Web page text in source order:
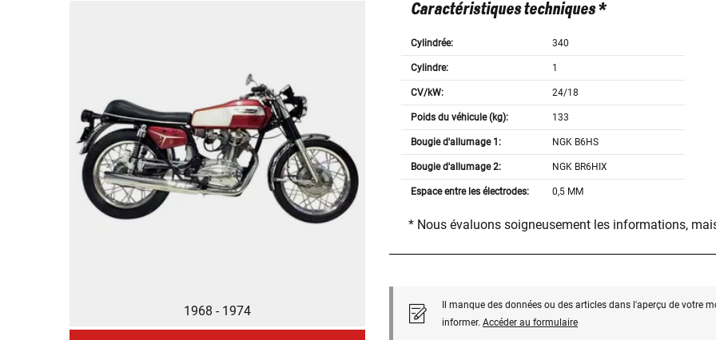
1968 - 1974
Caractéristiques techniques *
Cylindrée: 340
Cylindre: 1
CV/kW: 24/18
Poids du véhicule (kg): 133
Bougie d'allumage 1: NGK B6HS
Bougie d'allumage 2: NGK BR6HIX
Espace entre les électrodes: 0,5 MM
* Nous évaluons soigneusement les informations,
Il manque des données ou des articles dans l'aperçu de votre
informer. Accéder au formulaire